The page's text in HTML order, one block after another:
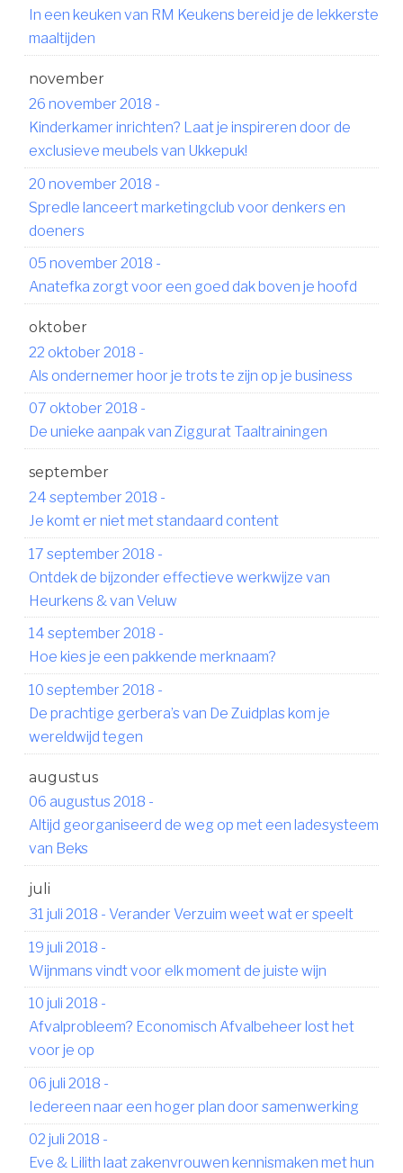
In een keuken van RM Keukens bereid je de lekkerste
maaltijden
november
26 november 2018 -
Kinderkamer inrichten? Laat je inspireren door de
exclusieve meubels van Ukkepuk!
20 november 2018 -
Spredle lanceert marketingclub voor denkers en
doeners
05 november 2018 -
Anatefka zorgt voor een goed dak boven je hoofd
oktober
22 oktober 2018 -
Als ondernemer hoor je trots te zijn op je business
07 oktober 2018 -
De unieke aanpak van Ziggurat Taaltrainingen
september
24 september 2018 -
Je komt er niet met standaard content
17 september 2018 -
Ontdek de bijzonder effectieve werkwijze van
Heurkens & van Veluw
14 september 2018 -
Hoe kies je een pakkende merknaam?
10 september 2018 -
De prachtige gerbera’s van De Zuidplas kom je
wereldwijd tegen
augustus
06 augustus 2018 -
Altijd georganiseerd de weg op met een ladesysteem
van Beks
juli
31 juli 2018 - Verander Verzuim weet wat er speelt
19 juli 2018 -
Wijnmans vindt voor elk moment de juiste wijn
10 juli 2018 -
Afvalprobleem? Economisch Afvalbeheer lost het
voor je op
06 juli 2018 -
Iedereen naar een hoger plan door samenwerking
02 juli 2018 -
Eve & Lilith laat zakenvrouwen kennismaken met hun